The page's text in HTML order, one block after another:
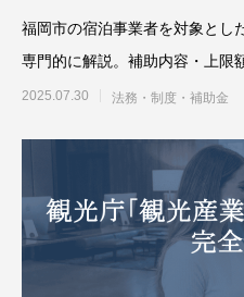
紹介
福岡市の宿泊事業者を対象とし
専門的に解説。補助内容・上限
え、DX化や自動チェッ
2025.07.30 法務・制度・補助金